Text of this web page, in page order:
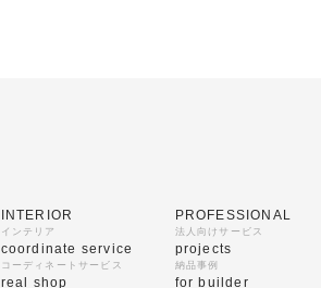
INTERIOR
インテリア
coordinate service
コーディネートサービス
real shop
PROFESSIONAL
法人向けサービス
projects
納品事例
for builder